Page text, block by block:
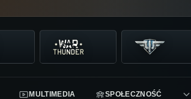
MULTIMEDIA SPOŁECZNOŚĆ